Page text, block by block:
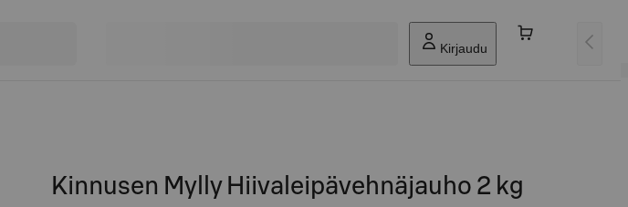
Kirjaudu
Kinnusen Mylly Hiivaleipävehnäjauho 2 kg